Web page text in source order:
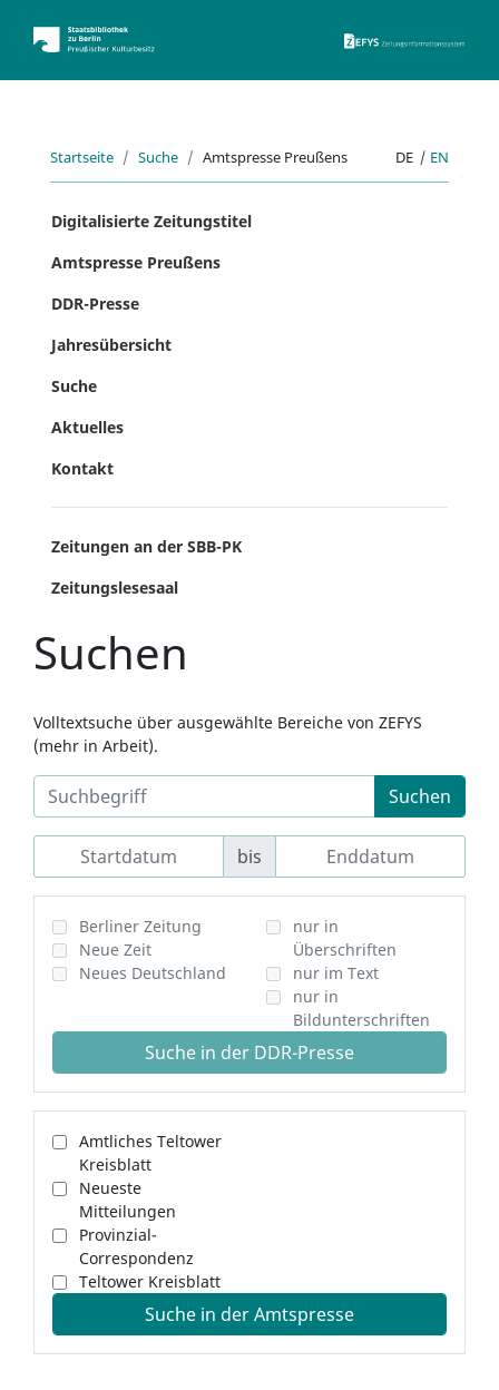
Startseite Suche Amtspresse Preußens DE | EN
Digitalisierte Zeitungstitel
Amtspresse Preußens
DDR-Presse
Jahresübersicht
Suche
Aktuelles
Kontakt
Zeitungen an der SBB-PK
Zeitungslesesaal
Suchen
Volltextsuche über ausgewählte Bereiche von ZEFYS
(mehr in Arbeit).
Suchen
bis
Berliner Zeitung
Neue Zeit
Neues Deutschland
nur in
Überschriften
nur im Text
nur in
Bildunterschriften
Suche in der DDR-Presse
Amtliches Teltower
Kreisblatt
Neueste
Mitteilungen
Provinzial-
Correspondenz
Teltower Kreisblatt
Suche in der Amtspresse